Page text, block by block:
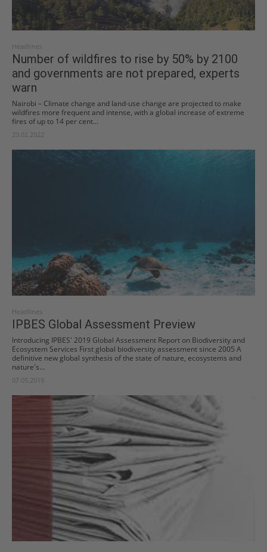
Headlines
Number of wildfires to rise by 50% by 2100
and governments are not prepared, experts
warn
Nairobi – Climate change and land-use change are projected to make
wildfires more frequent and intense, with a global increase of extreme
fires of up to 14 per cent...
23.02.2022
Headlines
IPBES Global Assessment Preview
Introducing IPBES' 2019 Global Assessment Report on Biodiversity and
Ecosystem Services First global biodiversity assessment since 2005 A
definitive new global synthesis of the state of nature, ecosystems and
nature's...
07.05.2019